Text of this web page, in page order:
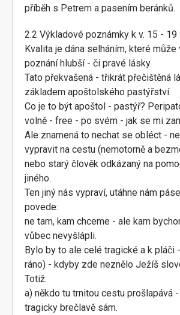
příběh s Petrem a pasením beránků.
2.2 Výkladové poznámky k v. 15 - 19
Kvalita je dána selháním, které
poznání hlubší - či pravé lásky.
Tato překvašená - třikrát přečištěná
základem apoštolského pastýřství.
Co je to být apoštol - pastýř?
volně - free - po svém - jak se mi
Ale znamená to nechat se obléct -
vypravit na cestu (nemotorně a
nebo starý člověk odkázaný na
jiného.
Ten jiný nás vypraví, utáhne nám
povede:
ne tam, kam chceme - ale kam
vůbec nevyšlápli.
Bylo by to ale celé tragické a k pláči
ráno) - kdyby zde neznělo Ježíš
Totiž:
a) někdo tu trnitou cestu prošlapává
tragicky brečlavě sám.